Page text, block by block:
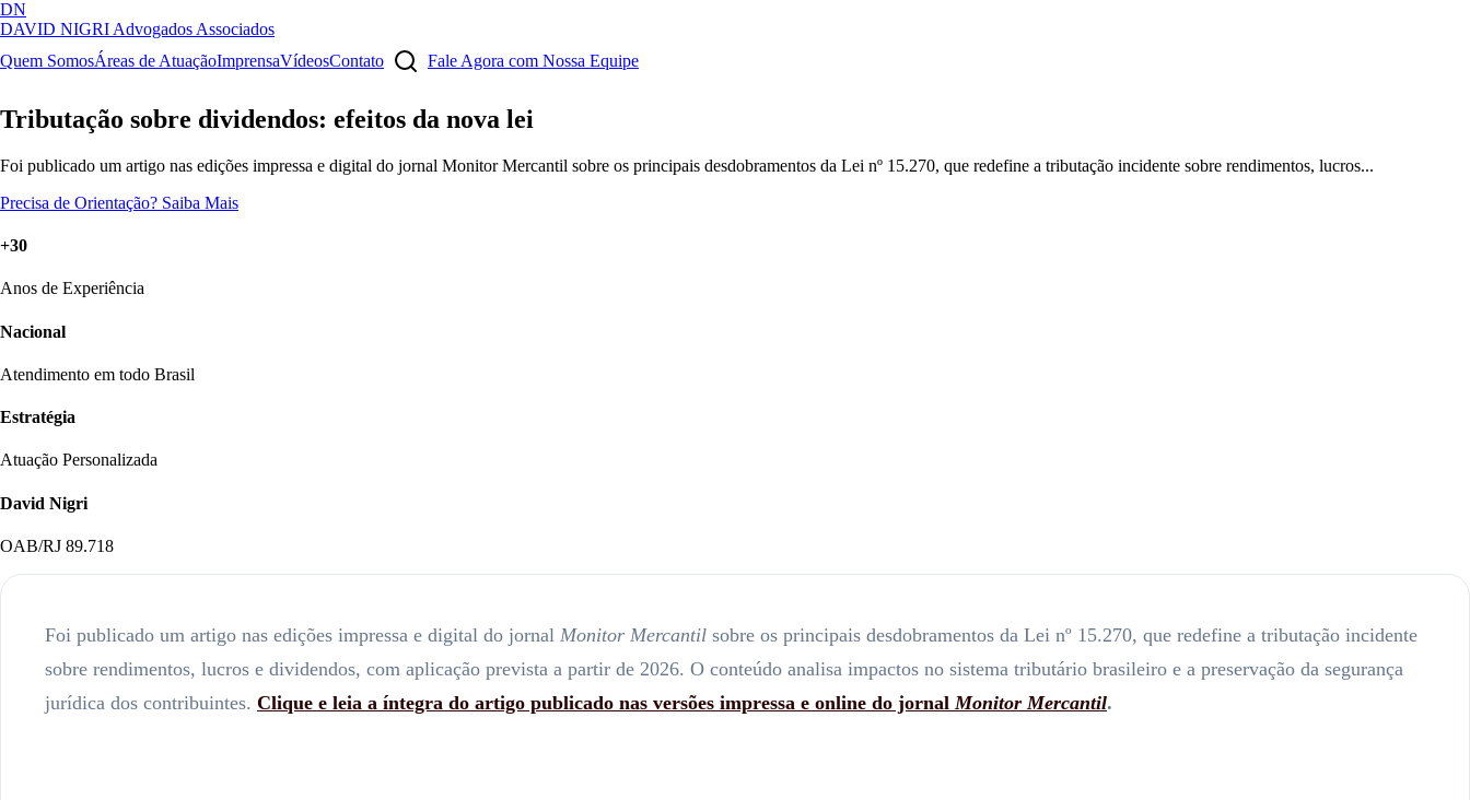
DN
DAVID NIGRI Advogados Associados
Quem SomosÁreas de AtuaçãoImprensaVídeosContato Fale Agora com Nossa Equipe
Artigos, sentenças, áreas de atuação, imprensa...
Tributação sobre dividendos: efeitos da nova lei
Foi publicado um artigo nas edições impressa e digital do jornal Monitor Mercantil sobre os principais desdobramentos da Lei nº 15.270, que redefine a tributação incidente sobre rendimentos, lucros...
Precisa de Orientação? Saiba Mais
+30
Anos de Experiência
Nacional
Atendimento em todo Brasil
Estratégia
Atuação Personalizada
David Nigri
OAB/RJ 89.718
Foi publicado um artigo nas edições impressa e digital do jornal Monitor Mercantil sobre os principais desdobramentos da Lei nº 15.270, que redefine a tributação incidente
sobre rendimentos, lucros e dividendos, com aplicação prevista a partir de 2026. O conteúdo analisa impactos no sistema tributário brasileiro e a preservação da segurança
jurídica dos contribuintes. Clique e leia a íntegra do artigo publicado nas versões impressa e online do jornal Monitor Mercantil.